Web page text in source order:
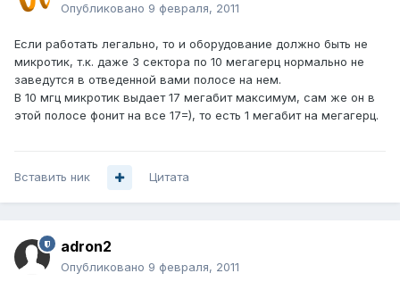
Опубликовано 9 февраля, 2011
Если работать легально, то и оборудование должно быть не
микротик, т.к. даже 3 сектора по 10 мегагерц нормально не
заведутся в отведенной вами полосе на нем.
В 10 мгц микротик выдает 17 мегабит максимум, сам же он в
этой полосе фонит на все 17=), то есть 1 мегабит на мегагерц.
Вставить ник Цитата
adron2
Опубликовано 9 февраля, 2011